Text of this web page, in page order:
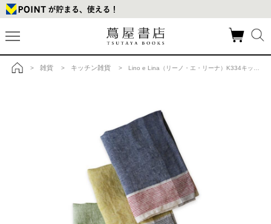
> 雑貨 > キッチン雑貨 > Lino e Lina（リーノ・エ・リーナ）K334キッチンクロス シレーヌ イエロー/ブルーの商品詳細